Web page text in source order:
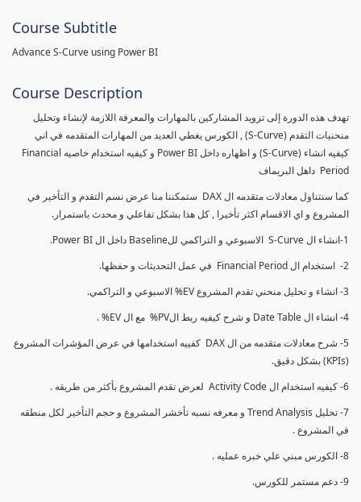
Course Subtitle
Advance S-Curve using Power BI
Course Description
تهدف هذه الدورة إلى تزويد المشاركين بالمهارات والمعرفة اللازمة لإنشاء وتحليل
منحنيات التقدم (S-Curve) , الكورس يغطي العديد من المهارات المتقدمه في اني
كيفيه انشاء (S-Curve) و اظهاره داخل Power BI و كيفيه استخدام خاصيه Financial
Period داهل البريماف
كما سنتناول معادلات متقدمه ال DAX ستمكننا منا عرض نسم التقدم و التأخير في
المشروع و اي الاقسام اكثر تأخيرا , كل هذا بشكل تفاعلي و محدث باستمرار.
1-انشاء ال S-Curve الاسبوعي و التراكمي للBaseline داخل ال Power BI.
2- استخدام ال Financial Period في عمل التحديثات و حفظها.
3- انشاء و تحليل منحني تقدم المشروع EV% الاسبوعي و التراكمي.
4- انشاء ال Date Table و شرح كيفيه ربط الPV% مع ال EV% .
5- شرح معادلات متقدمه من ال DAX كفييه استخدامها في عرض المؤشرات المشروع
(KPIs) بشكل دقيق.
6- كيفيه استخدام ال Activity Code لعرض تقدم المشروع بأكثر من طريقه .
7- تحليل Trend Analysis و معرفه نسبه تأخشر المشروع و حجم التأخير لكل منطقه
في المشروع .
8- الكورس مبني علي خبره عمليه .
9- دعم مستمر للكورس.